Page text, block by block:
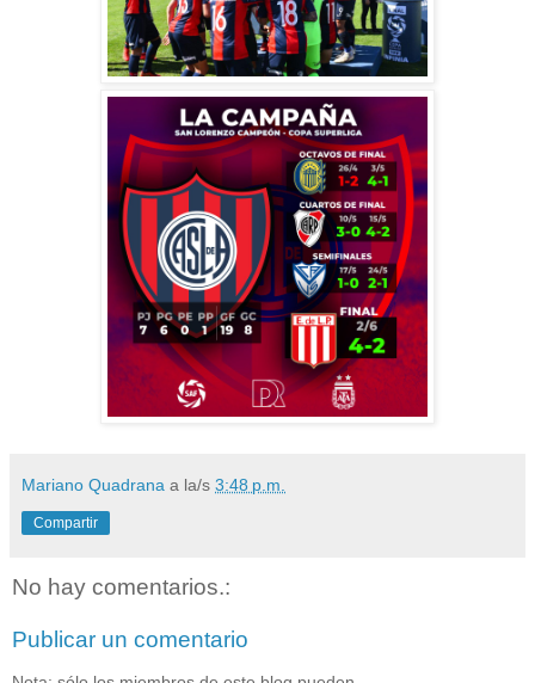
Mariano Quadrana a la/s 3:48 p.m.
Compartir
No hay comentarios.:
Publicar un comentario